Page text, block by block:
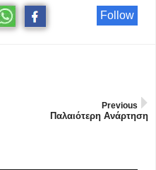
Follow
Previous
Παλαιότερη Ανάρτηση